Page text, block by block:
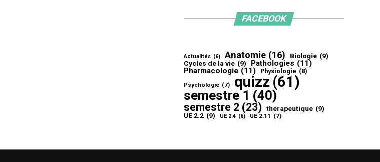
FACEBOOK
Actualités (6) Anatomie (16) Biologie (9)
Cycles de la vie (9) Pathologies (11)
Pharmacologie (11) Physiologie (8)
Psychologie (7) quizz (61)
semestre 1 (40)
semestre 2 (23) therapeutique (9)
UE 2.2 (9) UE 2.4 (6) UE 2.11 (7)